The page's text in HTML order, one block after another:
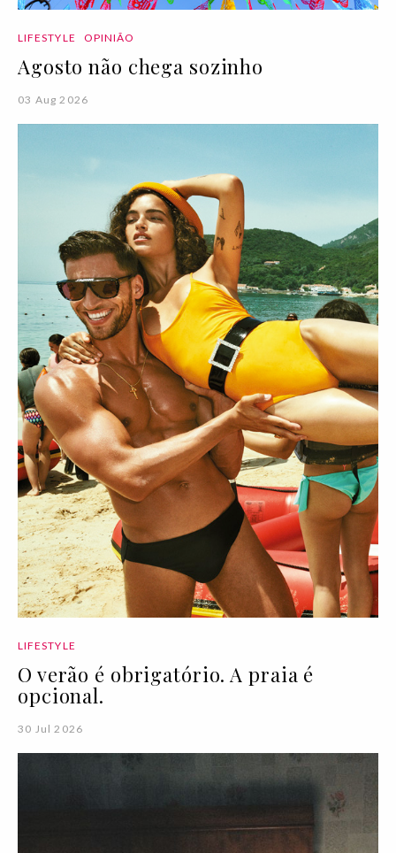
LIFESTYLE OPINIÃO
Agosto não chega sozinho
03 Aug 2026
LIFESTYLE
O verão é obrigatório. A praia é
opcional.
30 Jul 2026